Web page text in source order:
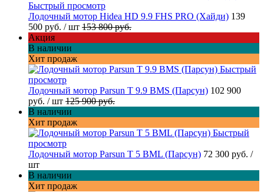
Быстрый просмотр
Лодочный мотор Hidea HD 9.9 FHS PRO (Хайди) 139
500 руб. / шт 153 800 руб.
Акция
В наличии
Хит продаж
Быстрый
просмотр
Лодочный мотор Parsun T 9.9 BMS (Парсун) 102 900
руб. / шт 125 900 руб.
В наличии
Хит продаж
Быстрый
просмотр
Лодочный мотор Parsun T 5 BML (Парсун) 72 300 руб. /
шт
В наличии
Хит продаж